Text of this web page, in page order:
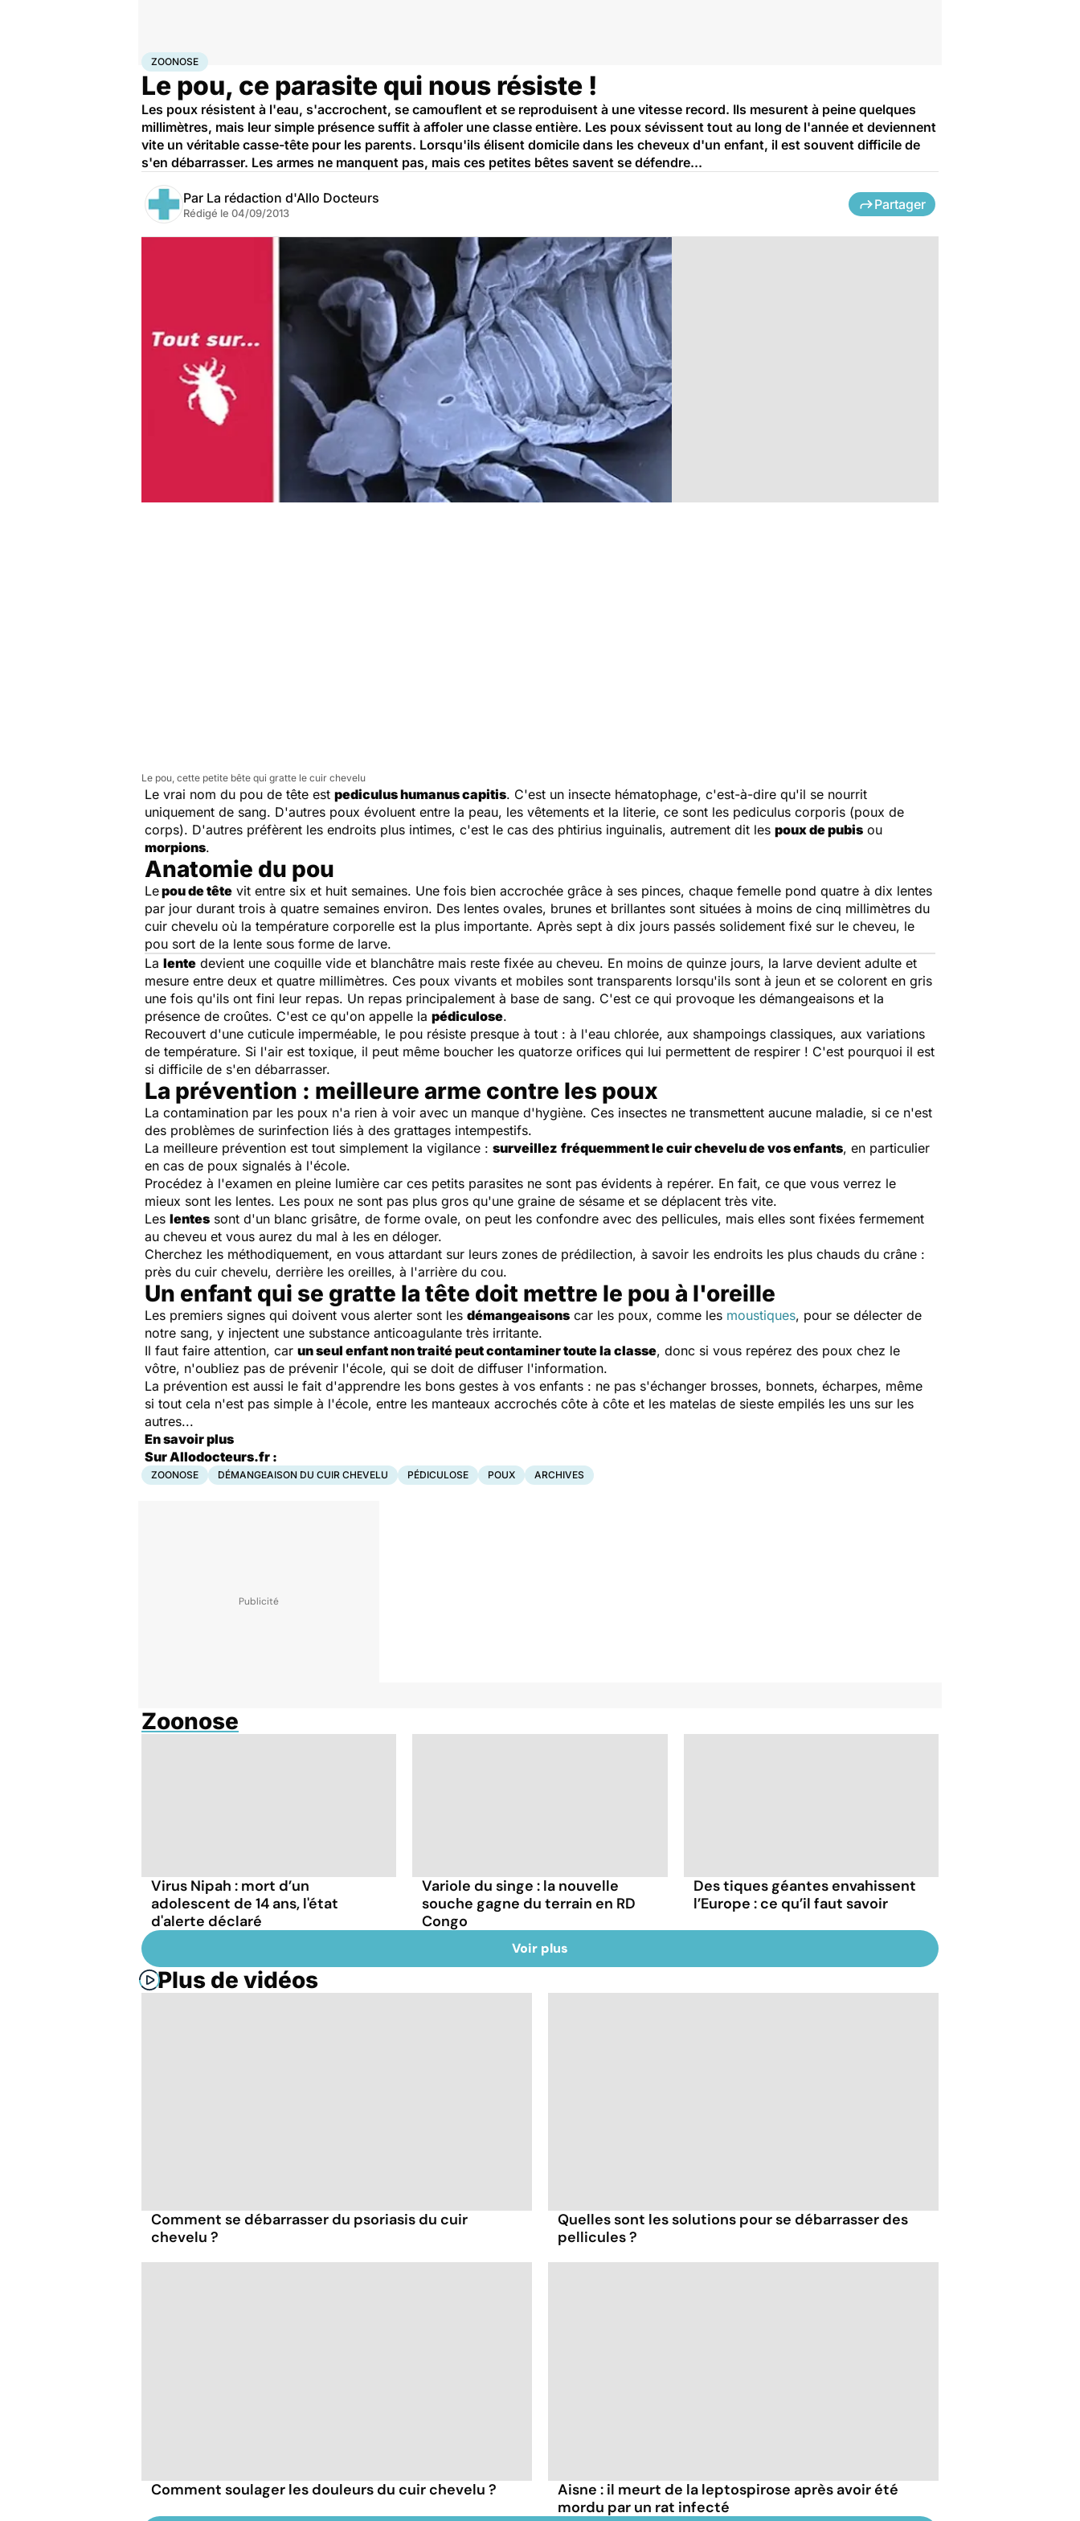
AccueilSanté Zoonose
ZOONOSE
Le pou, ce parasite qui nous résiste !
Les poux résistent à l'eau, s'accrochent, se camouflent et se reproduisent à une vitesse record. Ils mesurent à peine quelques
millimètres, mais leur simple présence suffit à affoler une classe entière. Les poux sévissent tout au long de l'année et deviennent
vite un véritable casse-tête pour les parents. Lorsqu'ils élisent domicile dans les cheveux d'un enfant, il est souvent difficile de
s'en débarrasser. Les armes ne manquent pas, mais ces petites bêtes savent se défendre...
Par La rédaction d'Allo Docteurs
Rédigé le 04/09/2013
Partager
Le pou, cette petite bête qui gratte le cuir chevelu
Le vrai nom du pou de tête est pediculus humanus capitis. C'est un insecte hématophage, c'est-à-dire qu'il se nourrit
uniquement de sang. D'autres poux évoluent entre la peau, les vêtements et la literie, ce sont les pediculus corporis (poux de
corps). D'autres préfèrent les endroits plus intimes, c'est le cas des phtirius inguinalis, autrement dit les poux de pubis ou
morpions.
Anatomie du pou
Lepou de tête vit entre six et huit semaines. Une fois bien accrochée grâce à ses pinces, chaque femelle pond quatre à dix lentes
par jour durant trois à quatre semaines environ. Des lentes ovales, brunes et brillantes sont situées à moins de cinq millimètres du
cuir chevelu où la température corporelle est la plus importante. Après sept à dix jours passés solidement fixé sur le cheveu, le
pou sort de la lente sous forme de larve.
La lente devient une coquille vide et blanchâtre mais reste fixée au cheveu. En moins de quinze jours, la larve devient adulte et
mesure entre deux et quatre millimètres. Ces poux vivants et mobiles sont transparents lorsqu'ils sont à jeun et se colorent en gris
une fois qu'ils ont fini leur repas. Un repas principalement à base de sang. C'est ce qui provoque les démangeaisons et la
présence de croûtes. C'est ce qu'on appelle la pédiculose.
Recouvert d'une cuticule imperméable, le pou résiste presque à tout : à l'eau chlorée, aux shampoings classiques, aux variations
de température. Si l'air est toxique, il peut même boucher les quatorze orifices qui lui permettent de respirer ! C'est pourquoi il est
si difficile de s'en débarrasser.
La prévention : meilleure arme contre les poux
La contamination par les poux n'a rien à voir avec un manque d'hygiène. Ces insectes ne transmettent aucune maladie, si ce n'est
des problèmes de surinfection liés à des grattages intempestifs.
La meilleure prévention est tout simplement la vigilance : surveillez fréquemment le cuir chevelu de vos enfants, en particulier
en cas de poux signalés à l'école.
Procédez à l'examen en pleine lumière car ces petits parasites ne sont pas évidents à repérer. En fait, ce que vous verrez le
mieux sont les lentes. Les poux ne sont pas plus gros qu'une graine de sésame et se déplacent très vite.
Les lentes sont d'un blanc grisâtre, de forme ovale, on peut les confondre avec des pellicules, mais elles sont fixées fermement
au cheveu et vous aurez du mal à les en déloger.
Cherchez les méthodiquement, en vous attardant sur leurs zones de prédilection, à savoir les endroits les plus chauds du crâne :
près du cuir chevelu, derrière les oreilles, à l'arrière du cou.
Un enfant qui se gratte la tête doit mettre le pou à l'oreille
Les premiers signes qui doivent vous alerter sont les démangeaisons car les poux, comme les moustiques, pour se délecter de
notre sang, y injectent une substance anticoagulante très irritante.
Il faut faire attention, car un seul enfant non traité peut contaminer toute la classe, donc si vous repérez des poux chez le
vôtre, n'oubliez pas de prévenir l'école, qui se doit de diffuser l'information.
La prévention est aussi le fait d'apprendre les bons gestes à vos enfants : ne pas s'échanger brosses, bonnets, écharpes, même
si tout cela n'est pas simple à l'école, entre les manteaux accrochés côte à côte et les matelas de sieste empilés les uns sur les
autres...
En savoir plus
Sur Allodocteurs.fr :
ZOONOSE DÉMANGEAISON DU CUIR CHEVELU PÉDICULOSE POUX ARCHIVES
Zoonose
Virus Nipah : mort d’un
adolescent de 14 ans, l'état
d'alerte déclaré
Variole du singe : la nouvelle
souche gagne du terrain en RD
Congo
Des tiques géantes envahissent
l’Europe : ce qu’il faut savoir
Voir plus
Plus de vidéos
Comment se débarrasser du psoriasis du cuir
chevelu ?
Quelles sont les solutions pour se débarrasser des
pellicules ?
Comment soulager les douleurs du cuir chevelu ?
Aisne : il meurt de la leptospirose après avoir été
mordu par un rat infecté